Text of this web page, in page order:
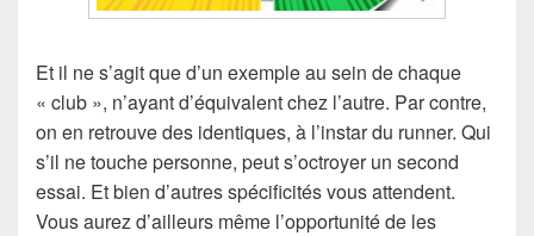
Et il ne s’agit que d’un exemple au sein de chaque
« club », n’ayant d’équivalent chez l’autre. Par contre,
on en retrouve des identiques, à l’instar du runner. Qui
s’il ne touche personne, peut s’octroyer un second
essai. Et bien d’autres spécificités vous attendent.
Vous aurez d’ailleurs même l’opportunité de les